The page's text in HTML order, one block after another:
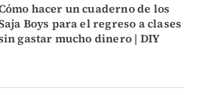
hacer un cuaderno de los
Boys para el regreso a clases
gastar mucho dinero | DIY